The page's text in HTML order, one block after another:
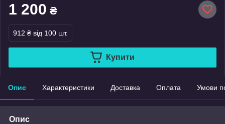
1 200 ₴
912 ₴ від 100 шт.
Купити
Опис Характеристики Доставка Оплата Умови
Опис